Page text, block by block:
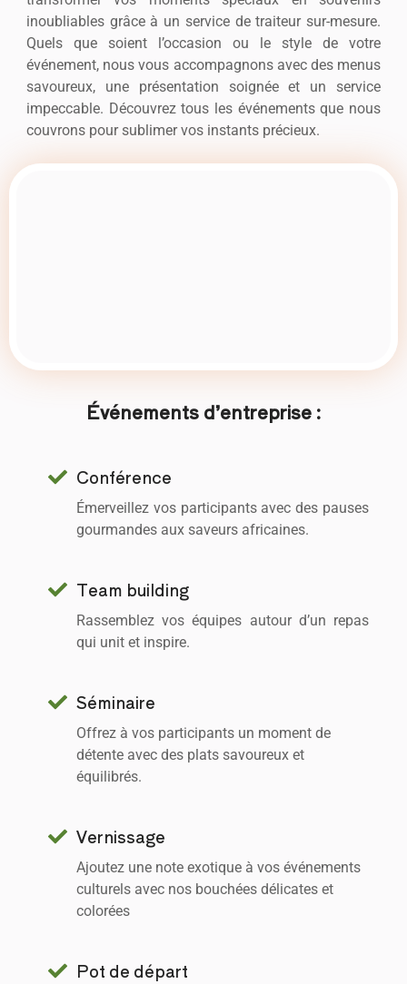
inoubliables grâce à un service de traiteur sur-mesure.
Quels que soient l’occasion ou le style de votre
événement, nous vous accompagnons avec des menus
savoureux, une présentation soignée et un service
impeccable. Découvrez tous les événements que nous
couvrons pour sublimer vos instants précieux.
Événements d’entreprise :
Conférence
Émerveillez vos participants avec des pauses
gourmandes aux saveurs africaines.
Team building
Rassemblez vos équipes autour d’un repas
qui unit et inspire.
Séminaire
Offrez à vos participants un moment de
détente avec des plats savoureux et
équilibrés.
Vernissage
Ajoutez une note exotique à vos événements
culturels avec nos bouchées délicates et
colorées
Pot de départ